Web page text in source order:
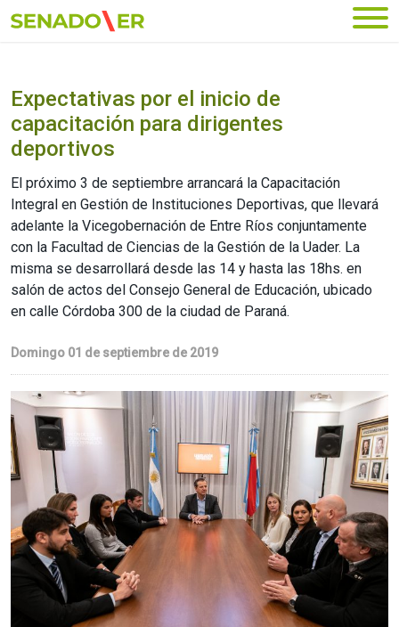
Ir al menú principal
Expectativas por el inicio de
capacitación para dirigentes
deportivos
El próximo 3 de septiembre arrancará la Capacitación
Integral en Gestión de Instituciones Deportivas, que llevará
adelante la Vicegobernación de Entre Ríos conjuntamente
con la Facultad de Ciencias de la Gestión de la Uader. La
misma se desarrollará desde las 14 y hasta las 18hs. en
salón de actos del Consejo General de Educación, ubicado
en calle Córdoba 300 de la ciudad de Paraná.
Domingo 01 de septiembre de 2019